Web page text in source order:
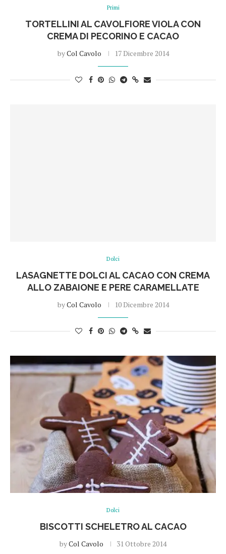
Primi
TORTELLINI AL CAVOLFIORE VIOLA CON
CREMA DI PECORINO E CACAO
byCol Cavolo 17 Dicembre 2014
Dolci
LASAGNETTE DOLCI AL CACAO CON CREMA
ALLO ZABAIONE E PERE CARAMELLATE
byCol Cavolo 10 Dicembre 2014
Dolci
BISCOTTI SCHELETRO AL CACAO
byCol Cavolo 31 Ottobre 2014